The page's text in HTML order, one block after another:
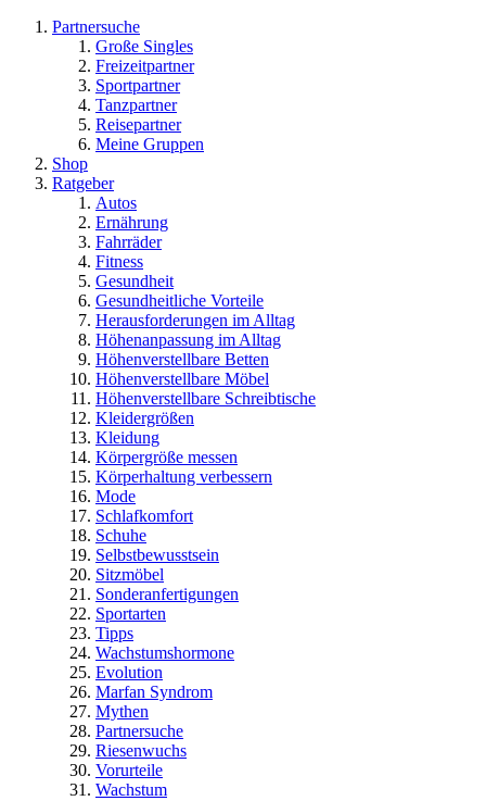
Partnersuche
Große Singles
Freizeitpartner
Sportpartner
Tanzpartner
Reisepartner
Meine Gruppen
Shop
Ratgeber
Autos
Ernährung
Fahrräder
Fitness
Gesundheit
Gesundheitliche Vorteile
Herausforderungen im Alltag
Höhenanpassung im Alltag
Höhenverstellbare Betten
Höhenverstellbare Möbel
Höhenverstellbare Schreibtische
Kleidergrößen
Kleidung
Körpergröße messen
Körperhaltung verbessern
Mode
Schlafkomfort
Schuhe
Selbstbewusstsein
Sitzmöbel
Sonderanfertigungen
Sportarten
Tipps
Wachstumshormone
Evolution
Marfan Syndrom
Mythen
Partnersuche
Riesenwuchs
Vorurteile
Wachstum